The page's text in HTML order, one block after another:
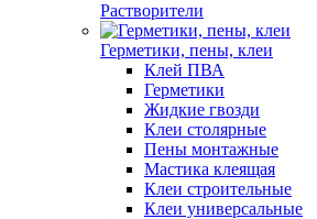
Растворители
Герметики, пены, клеи
Клей ПВА
Герметики
Жидкие гвозди
Клеи столярные
Пены монтажные
Мастика клеящая
Клеи строительные
Клеи универсальные